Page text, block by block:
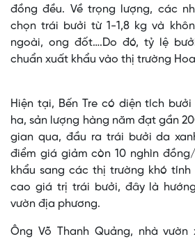
đồng đều. Về trọng lượng, các
chọn trái bưởi từ 1-1,8 kg và
ngoài, ong đốt….Do đó, tỷ lệ
chuẩn xuất khẩu vào thị trường
Hiện tại, Bến Tre có diện tích
ha, sản lượng hàng năm đạt gần
gian qua, đầu ra trái bưởi da
điểm giá giảm còn 10 nghìn
khẩu sang các thị trường khó tính
cao giá trị trái bưởi, đây là
vườn địa phương.
Ông Võ Thanh Quảng, nhà vườn